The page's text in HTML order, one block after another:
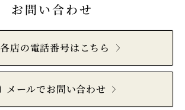
お問い合わせ
各店の電話番号はこちら
メールでお問い合わせ